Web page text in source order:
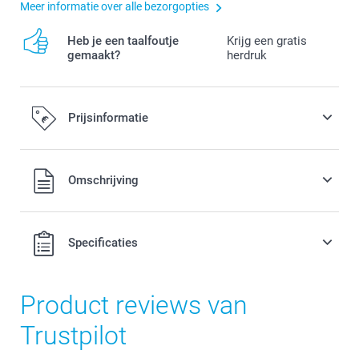
Meer informatie over alle bezorgopties
Heb je een taalfoutje
gemaakt?
Krijg een gratis
herdruk
Prijsinformatie
Alle prijzen zijn in EURO (€) inclusief BTW en exclusief
verzendkosten.Omschrijving
Specificaties
Product reviews van
Trustpilot